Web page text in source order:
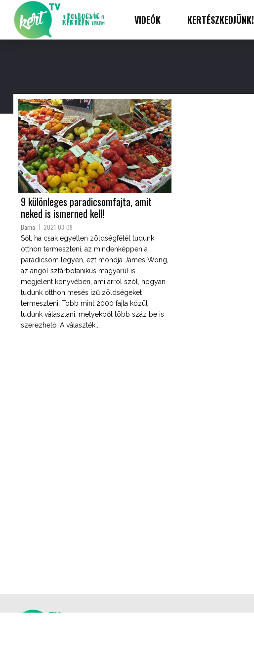
VIDEÓK KERTÉSZKEDJÜNK!
9 különleges paradicsomfajta, amit
neked is ismerned kell!
Barna 2021-03-09
Sőt, ha csak egyetlen zöldségfélét tudunk
otthon termeszteni, az mindenképpen a
paradicsom legyen, ezt mondja James Wong,
az angol sztárbotanikus magyarul is
megjelent könyvében, ami arról szól, hogyan
tudunk otthon mesés ízű zöldségeket
termeszteni. Több mint 2000 fajta közül
tudunk választani, melyekből több száz be is
szerezhető. A választék...